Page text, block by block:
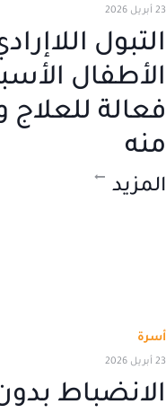
23 أبريل 2026
التبول
فعالة
منه
المزيد
أسرة
23 أبريل 2026
الانضباط